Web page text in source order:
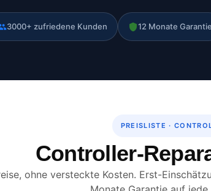
3000+ zufriedene Kunden 12 Monate Garantie
PREISLISTE ·
Controller-
ohne versteckte Kosten. Erst-